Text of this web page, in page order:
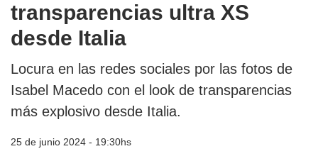
transparencias ultra XS
desde Italia
Locura en las redes sociales por las fotos de
Isabel Macedo con el look de transparencias
más explosivo desde Italia.
25 de junio 2024 - 19:30hs